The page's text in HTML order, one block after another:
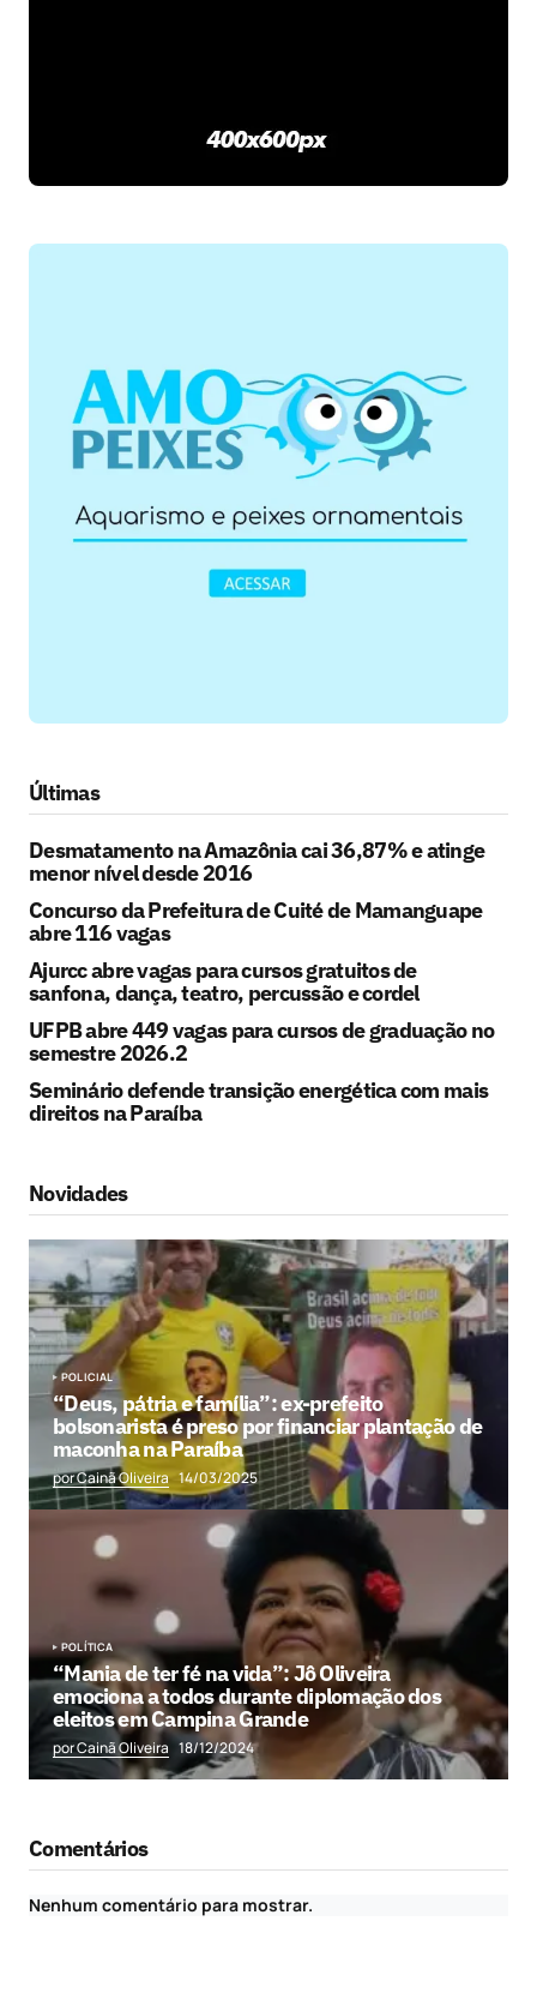
Últimas
Desmatamento na Amazônia cai 36,87% e atinge
menor nível desde 2016
Concurso da Prefeitura de Cuité de Mamanguape
abre 116 vagas
Ajurcc abre vagas para cursos gratuitos de
sanfona, dança, teatro, percussão e cordel
UFPB abre 449 vagas para cursos de graduação no
semestre 2026.2
Seminário defende transição energética com mais
direitos na Paraíba
Novidades
POLICIAL
“Deus, pátria e família”: ex-prefeito
bolsonarista é preso por financiar plantação de
maconha na Paraíba
por Cainã Oliveira 14/03/2025
POLÍTICA
“Mania de ter fé na vida”: Jô Oliveira
emociona a todos durante diplomação dos
eleitos em Campina Grande
por Cainã Oliveira 18/12/2024
Comentários
Nenhum comentário para mostrar.